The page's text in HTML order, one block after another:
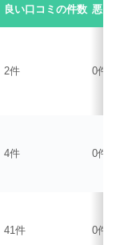
良い口コミの件数 悪い
2件 0件
4件 0件
41件 0件